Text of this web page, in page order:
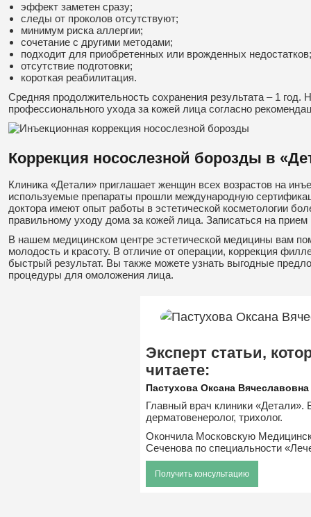
эффект заметен сразу;
следы от проколов отсутствуют;
минимум риска аллергии;
сочетание с другими методами;
подходит для приобретенных или врожденных недостатков;
отсутствие подготовки;
короткая реабилитация.
Средняя продолжительность сохранения результата – 1
профессионального ухода за кожей лица согласно
Коррекция носослезной борозды в
Клиника «Детали» приглашает женщин всех возрастов на
используемые препараты прошли международную
доктора имеют опыт работы в эстетической косметологии
правильному уходу дома за кожей лица. Записаться на
В нашем медицинском центре эстетической медицины вам
молодость и красоту. В отличие от операции, коррекция
быстрый результат. Вы также можете узнать выгодные
процедуры для омоложения лица.
Эксперт статьи,
читаете:
Пастухова Оксана Вячеславовна
Главный врач клиники «Детали».
дерматовенеролог, трихолог.
Окончила Московскую
Сеченова по специальности
Получить консультацию